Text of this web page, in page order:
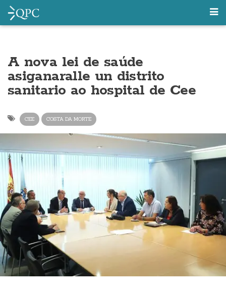
A nova lei de saúde
asiganaralle un distrito
sanitario ao hospital de Cee
CEE COSTA DA MORTE